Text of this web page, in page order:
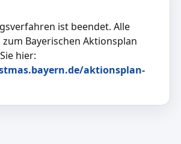
ist beendet. Alle
Bayerischen Aktionsplan
hier:
aktionsplan-